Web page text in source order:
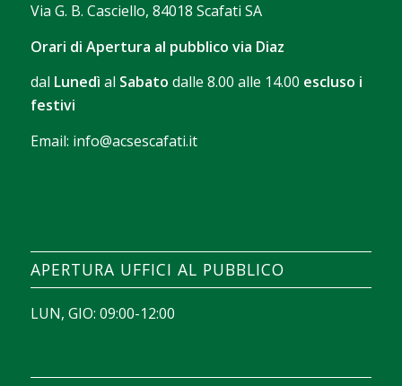
Via G. B. Casciello, 84018 Scafati SA
Orari di Apertura al pubblico via Diaz
dal Lunedì al Sabato dalle 8.00 alle 14.00 escluso i
festivi
Email: info@acsescafati.it
comment se déroule chaque manche avant
d’envisager une session avec de vraies mises.
APERTURA UFFICI AL PUBBLICO
LUN, GIO: 09:00-12:00